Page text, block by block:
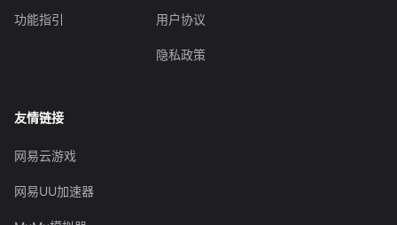
功能指引 用户协议
隐私政策
友情链接
网易云游戏
网易UU加速器